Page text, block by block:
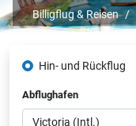
Billigflug & Reisen
Hin- und Rückflug
Abflughafen